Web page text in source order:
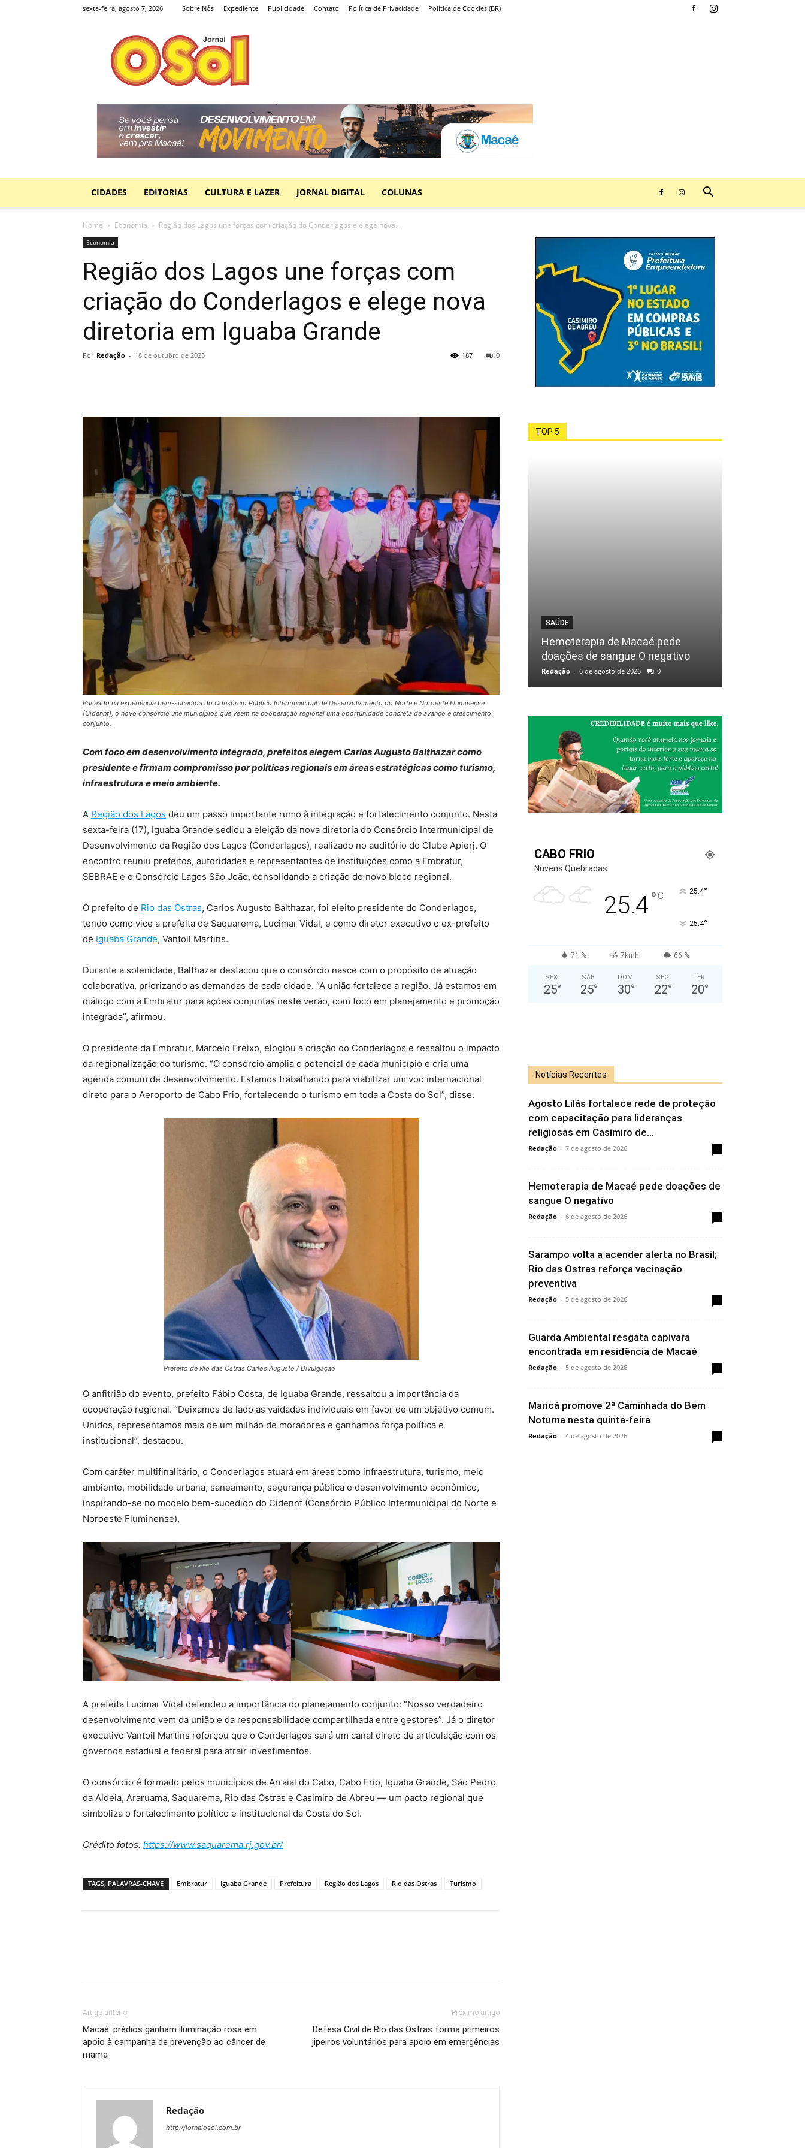
sexta-feira, agosto 7, 2026 Sobre Nós Expediente Publicidade Contato Política de Privacidade Política de Cookies (BR)
Jornal
O
Sol
CIDADES EDITORIAS CULTURA E LAZER JORNAL DIGITAL COLUNAS
Home Economia Região dos Lagos une forças com criação do Conderlagos e elege nova...
Economia
Região dos Lagos une forças com
criação do Conderlagos e elege nova
diretoria em Iguaba Grande
Por Redação - 18 de outubro de 2025 0
187
Baseado na experiência bem-sucedida do Consórcio Público Intermunicipal de Desenvolvimento do Norte e Noroeste Fluminense
(Cidennf), o novo consórcio une municípios que veem na cooperação regional uma oportunidade concreta de avanço e crescimento
conjunto.
Com foco em desenvolvimento integrado, prefeitos elegem Carlos Augusto Balthazar como
presidente e firmam compromisso por políticas regionais em áreas estratégicas como turismo,
infraestrutura e meio ambiente.
A Região dos Lagos deu um passo importante rumo à integração e fortalecimento conjunto. Nesta
sexta-feira (17), Iguaba Grande sediou a eleição da nova diretoria do Consórcio Intermunicipal de
Desenvolvimento da Região dos Lagos (Conderlagos), realizado no auditório do Clube Apierj. O
encontro reuniu prefeitos, autoridades e representantes de instituições como a Embratur,
SEBRAE e o Consórcio Lagos São João, consolidando a criação do novo bloco regional.
O prefeito de Rio das Ostras, Carlos Augusto Balthazar, foi eleito presidente do Conderlagos,
tendo como vice a prefeita de Saquarema, Lucimar Vidal, e como diretor executivo o ex-prefeito
de Iguaba Grande, Vantoil Martins.
Durante a solenidade, Balthazar destacou que o consórcio nasce com o propósito de atuação
colaborativa, priorizando as demandas de cada cidade. “A união fortalece a região. Já estamos em
diálogo com a Embratur para ações conjuntas neste verão, com foco em planejamento e promoção
integrada”, afirmou.
O presidente da Embratur, Marcelo Freixo, elogiou a criação do Conderlagos e ressaltou o impacto
da regionalização do turismo. “O consórcio amplia o potencial de cada município e cria uma
agenda comum de desenvolvimento. Estamos trabalhando para viabilizar um voo internacional
direto para o Aeroporto de Cabo Frio, fortalecendo o turismo em toda a Costa do Sol”, disse.
Prefeito de Rio das Ostras Carlos Augusto / Divulgação
O anfitrião do evento, prefeito Fábio Costa, de Iguaba Grande, ressaltou a importância da
cooperação regional. “Deixamos de lado as vaidades individuais em favor de um objetivo comum.
Unidos, representamos mais de um milhão de moradores e ganhamos força política e
institucional”, destacou.
Com caráter multifinalitário, o Conderlagos atuará em áreas como infraestrutura, turismo, meio
ambiente, mobilidade urbana, saneamento, segurança pública e desenvolvimento econômico,
inspirando-se no modelo bem-sucedido do Cidennf (Consórcio Público Intermunicipal do Norte e
Noroeste Fluminense).
A prefeita Lucimar Vidal defendeu a importância do planejamento conjunto: “Nosso verdadeiro
desenvolvimento vem da união e da responsabilidade compartilhada entre gestores”. Já o diretor
executivo Vantoil Martins reforçou que o Conderlagos será um canal direto de articulação com os
governos estadual e federal para atrair investimentos.
O consórcio é formado pelos municípios de Arraial do Cabo, Cabo Frio, Iguaba Grande, São Pedro
da Aldeia, Araruama, Saquarema, Rio das Ostras e Casimiro de Abreu — um pacto regional que
simboliza o fortalecimento político e institucional da Costa do Sol.
Crédito fotos: https://www.saquarema.rj.gov.br/
TAGS, PALAVRAS-CHAVE Embratur Iguaba Grande Prefeitura Região dos Lagos Rio das Ostras Turismo
Artigo anterior
Macaé: prédios ganham iluminação rosa em
apoio à campanha de prevenção ao câncer de
mama
Próximo artigo
Defesa Civil de Rio das Ostras forma primeiros
jipeiros voluntários para apoio em emergências
Redação
http://jornalosol.com.br
TOP 5
SAÚDE
Hemoterapia de Macaé pede
doações de sangue O negativo
Redação - 6 de agosto de 2026 0
CABO FRIO
Nuvens Quebradas
25.4°C 25.4°
25.4°
71 % 7kmh 66 %
SEX
25°
SÁB
25°
DOM
30°
SEG
22°
TER
20°
Notícias Recentes
Agosto Lilás fortalece rede de proteção
com capacitação para lideranças
religiosas em Casimiro de...
Redação - 7 de agosto de 2026
Hemoterapia de Macaé pede doações de
sangue O negativo
Redação - 6 de agosto de 2026
Sarampo volta a acender alerta no Brasil;
Rio das Ostras reforça vacinação
preventiva
Redação - 5 de agosto de 2026
Guarda Ambiental resgata capivara
encontrada em residência de Macaé
Redação - 5 de agosto de 2026
Maricá promove 2ª Caminhada do Bem
Noturna nesta quinta-feira
Redação - 4 de agosto de 2026